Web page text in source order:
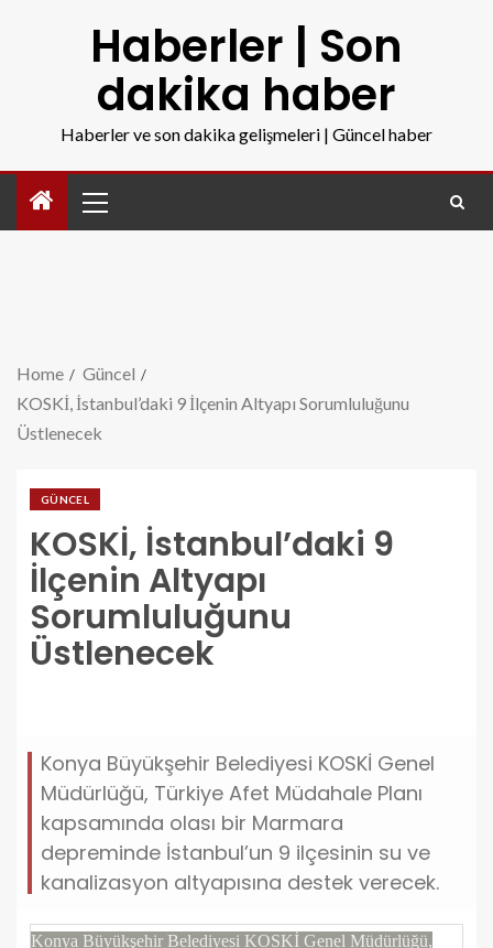
Haberler | Son
dakika haber
Haberler ve son dakika gelişmeleri | Güncel haber
Home
Güncel
KOSKİ, İstanbul’daki 9 İlçenin Altyapı Sorumluluğunu
Üstlenecek
GÜNCEL
KOSKİ, İstanbul’daki 9
İlçenin Altyapı
Sorumluluğunu
Üstlenecek
koski-istanbuldaki-9-ilcenin-altyapi-sorumlulugunu-
Konya Büyükşehir Belediyesi KOSKİ Genel
Müdürlüğü, Türkiye Afet Müdahale Planı
kapsamında olası bir Marmara
depreminde İstanbul’un 9 ilçesinin su ve
kanalizasyon altyapısına destek verecek.
Konya Büyükşehir Belediyesi KOSKİ Genel Müdürlüğü,